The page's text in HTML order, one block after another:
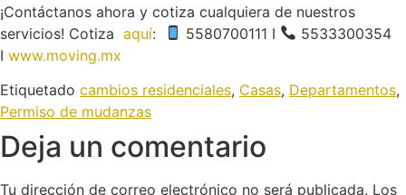
¡Contáctanos ahora y cotiza cualquiera de nuestros
servicios! Cotiza aquí: 5580700111 I
5533300354
I www.moving.mx
Etiquetado cambios residenciales, Casas, Departamentos,
Permiso de mudanzas
Deja un comentario
Tu dirección de correo electrónico no será publicada. Los